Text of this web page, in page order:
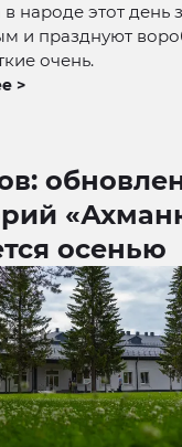
народе этот день
и празднуют
очень.
>
осенью